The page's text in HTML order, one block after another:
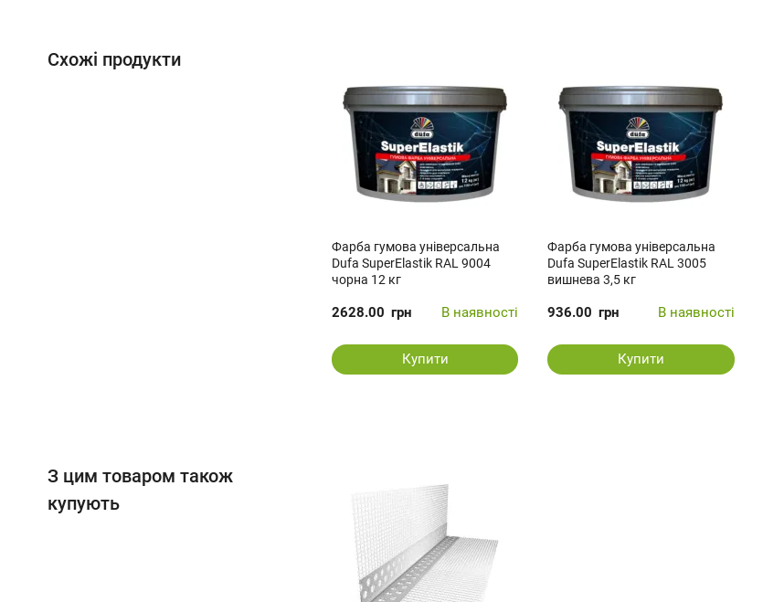
Схожі продукти
Фарба гумова універсальна
Dufa SuperElastik RAL 9004
чорна 12 кг
2628.00 грн В наявності
Купити
Фарба гумова універсальна
Dufa SuperElastik RAL 3005
вишнева 3,5 кг
936.00 грн В наявності
Купити
З цим товаром також
купують